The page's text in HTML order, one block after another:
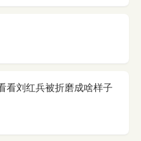
看刘红兵被折磨成啥样子